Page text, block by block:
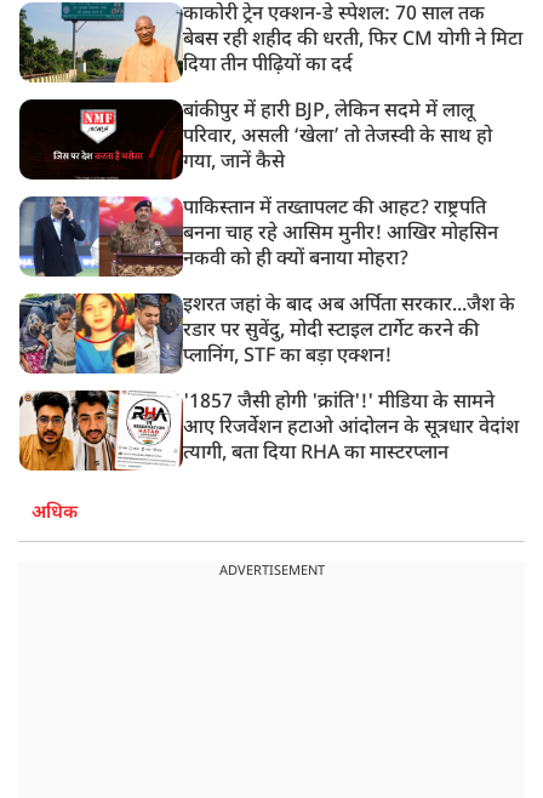
काकोरी ट्रेन एक्शन-डे स्पेशल: 70 साल तक
बेबस रही शहीद की धरती, फिर CM योगी ने मिटा
दिया तीन पीढ़ियों का दर्द
बांकीपुर में हारी BJP, लेकिन सदमे में लालू
परिवार, असली ‘खेला’ तो तेजस्वी के साथ हो
गया, जानें कैसे
पाकिस्तान में तख्तापलट की आहट? राष्ट्रपति
बनना चाह रहे आसिम मुनीर! आखिर मोहसिन
नकवी को ही क्यों बनाया मोहरा?
इशरत जहां के बाद अब अर्पिता सरकार...जैश के
रडार पर सुवेंदु, मोदी स्टाइल टार्गेट करने की
प्लानिंग, STF का बड़ा एक्शन!
'1857 जैसी होगी 'क्रांति'!' मीडिया के सामने
आए रिजर्वेशन हटाओ आंदोलन के सूत्रधार वेदांश
त्यागी, बता दिया RHA का मास्टरप्लान
अधिक
ADVERTISEMENT